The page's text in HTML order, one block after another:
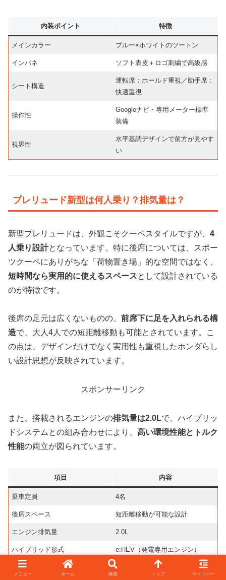
内装ポイント 特徴
メインカラー ブルー×ホワイトのツートン
インパネ ソフト表皮＋ロゴ刺繍で高級感
シート構造
運転席：ホールド重視／助手席：
快適重視
操作性
Googleナビ・専用メーター標準
装備
視界性
水平基調デザインで前方が見やす
い
プレリュード新型は何人乗り？排気量は？
新型プレリュードは、外観こそクーペスタイルですが、 4
人乗り設計となっています。特に後席については、スポー
ツクーペにありがちな「荷物置き場」的な空間ではなく、
短時間なら実用的に使えるスペースとして設計されている
のが特徴です。
後席の足元は広くないものの、 前席下に足を入れられる構
造で、大人4人での短距離移動も可能とされています。こ
の点は、デザインだけでなく実用性も重視したホンダらし
い設計思想が反映されています。
スポンサーリンク
また、搭載されるエンジンの排気量は2.0Lで、ハイブリッ
ドシステムとの組み合わせにより、 高い環境性能とトルク
性能の両立が図られています。
項目 内容
乗車定員 4名
後席スペース 短距離移動が可能な設計
エンジン排気量 2.0L
ハイブリッド形式 e:HEV（発電専用エンジン）
実用性 荷室や後席可倒で使い勝手も良好
メニュー ホーム 検索 トップ サイドバー